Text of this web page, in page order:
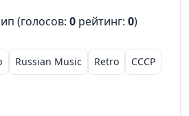
(голосов:0 рейтинг:0)
Russian Music Retro СССР